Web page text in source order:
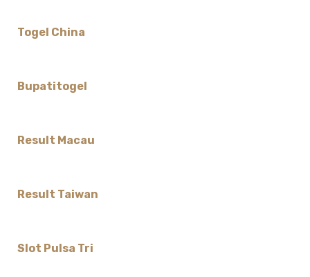
Togel China
Bupatitogel
Result Macau
Result Taiwan
Slot Pulsa Tri